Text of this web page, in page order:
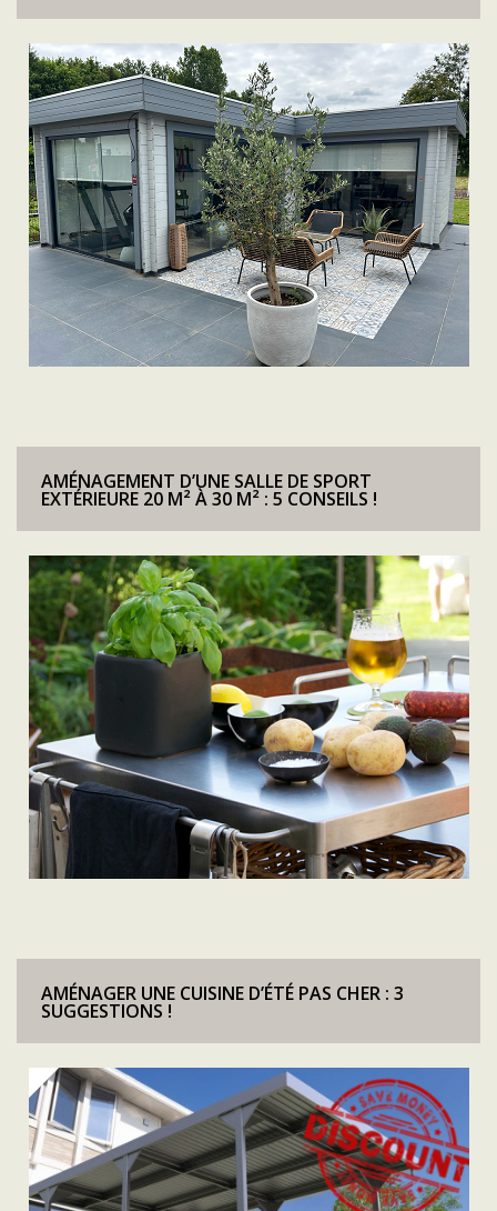
AMÉNAGEMENT D’UNE SALLE DE SPORT
EXTÉRIEURE 20 M² À 30 M² : 5 CONSEILS !
AMÉNAGER UNE CUISINE D’ÉTÉ PAS CHER : 3
SUGGESTIONS !